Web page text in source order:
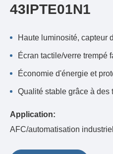
43IPTE01N1
Haute luminosité, capteur
Écran tactile/verre trempé
Économie d'énergie et
Qualité stable grâce à des
Application:
AFC/automatisation